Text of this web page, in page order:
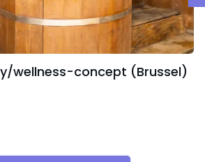
wellness-concept (Brussel)